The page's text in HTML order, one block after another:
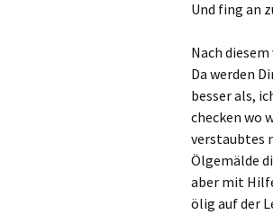
Und fing an
Nach
Da werden
besser als,
checken wo
verstaubtes
Ölgemälde
aber mit
ölig auf der